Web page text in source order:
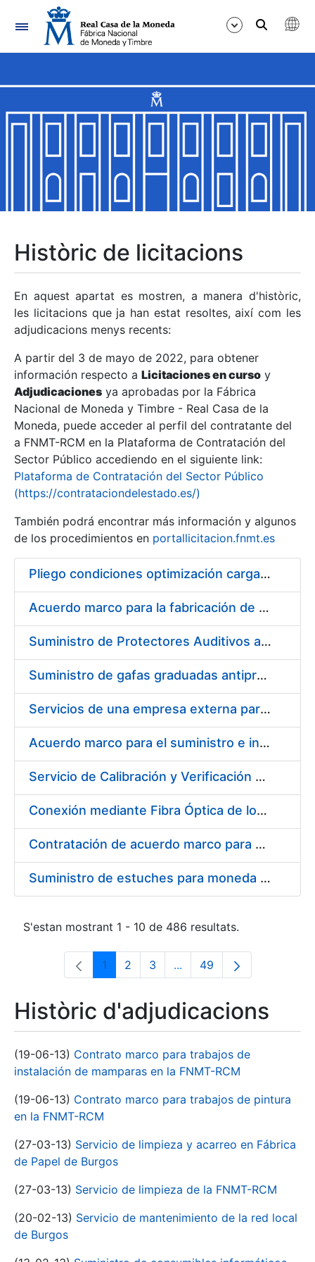
Navegació
Mostra/Amaga
Mostra/Amaga
Mostra/Amaga
Mostra/Amaga
Mostra/Amaga
Mostra/Amaga
Històric de licitacions
En aquest apartat es mostren, a manera d'històric,
les licitacions que ja han estat resoltes, així com les
adjudicacions menys recents:
A partir del 3 de mayo de 2022, para obtener
información respecto a Licitaciones en curso y
Adjudicaciones ya aprobadas por la Fábrica
Nacional de Moneda y Timbre - Real Casa de la
Moneda, puede acceder al perfil del contratante del
a FNMT-RCM en la Plataforma de Contratación del
Sector Público accediendo en el siguiente link:
Plataforma de Contratación del Sector Público
(https://contrataciondelestado.es/)
También podrá encontrar más información y algunos
de los procedimientos en portallicitacion.fnmt.es
Pliego condiciones optimización cargas compras firmado
Acuerdo marco para la fabricación de piezas
Suministro de Protectores Auditivos a medida para las personas trabajadoras de los Centros de Trabajo de Madrid y Burgos
Suministro de gafas graduadas antiproyecciones para los trabajadores de la FNMT-RCM en los centros de trabajo de Madrid y Burgos
Servicios de una empresa externa para el asesoramiento y resolución de los recursos de alzada que se presentan relacionados con procesos de selección para la FNMT-RCM
Acuerdo marco para el suministro e instalación de persianas, estores y otros complementos
Servicio de Calibración y Verificación Externa de los Equipos de Medición del Servicio de Prevención de la FNMT-RCM
Conexión mediante Fibra Óptica de los Centros de Proceso de Datos (CPDs) de las sedes de la FNMT-RCM de Burgos y Madrid
Contratación de acuerdo marco para el Suministro de Material de Electricidad para la Fábrica Nacional de Moneda y Timbre-Real Casa de la Moneda en su centro de trabajo de Burgos
Suministro de estuches para moneda de 30 €
S'estan mostrant 1 - 10 de 486 resultats.
Pàgina
1 Pàgina
2 Pàgina
3 ...Pàgines intermèdies
Pàgina
49
Històric d'adjudicacions
(19-06-13) Contrato marco para trabajos de
instalación de mamparas en la FNMT-RCM
(19-06-13) Contrato marco para trabajos de pintura
en la FNMT-RCM
(27-03-13) Servicio de limpieza y acarreo en Fábrica
de Papel de Burgos
(27-03-13) Servicio de limpieza de la FNMT-RCM
(20-02-13) Servicio de mantenimiento de la red local
de Burgos